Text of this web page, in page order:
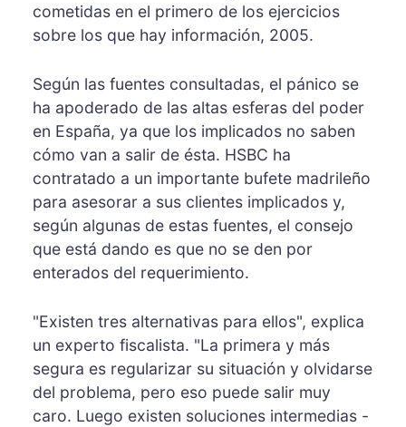
cometidas en el primero de los ejercicios
sobre los que hay información, 2005.
Según las fuentes consultadas, el pánico se
ha apoderado de las altas esferas del poder
en España, ya que los implicados no saben
cómo van a salir de ésta. HSBC ha
contratado a un importante bufete madrileño
para asesorar a sus clientes implicados y,
según algunas de estas fuentes, el consejo
que está dando es que no se den por
enterados del requerimiento.
"Existen tres alternativas para ellos", explica
un experto fiscalista. "La primera y más
segura es regularizar su situación y olvidarse
del problema, pero eso puede salir muy
caro. Luego existen soluciones intermedias -